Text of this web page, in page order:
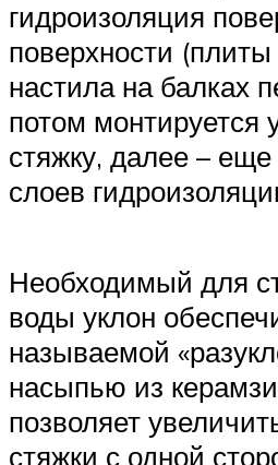
гидроизоляция
поверхности
настила на балках
потом монтируется
стяжку, далее –
слоев
Необходимый для
воды уклон
называемой
насыпью из
позволяет
стяжки с одной